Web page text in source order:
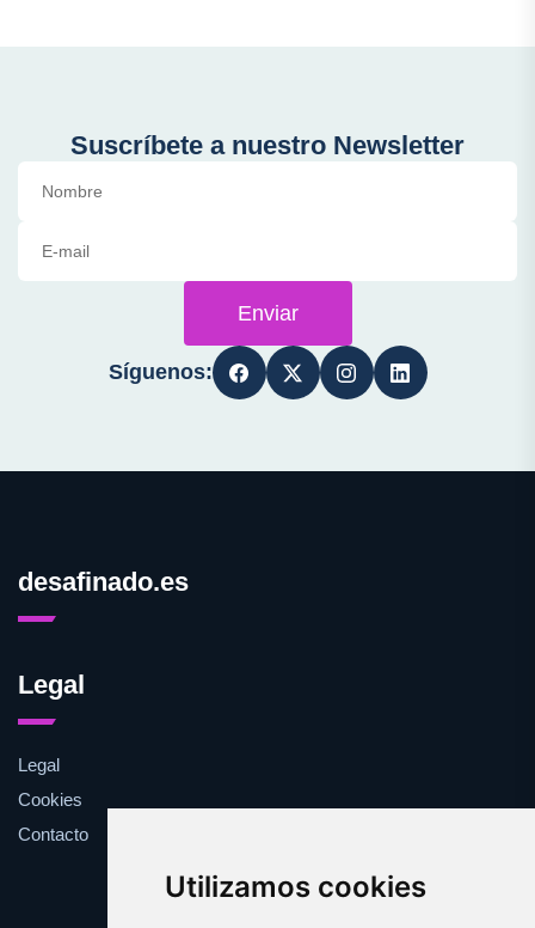
Utilizamos cookies
Suscríbete a nuestro Newsletter
Enviar
Síguenos:
desafinado.es
Legal
Legal
Cookies
Contacto